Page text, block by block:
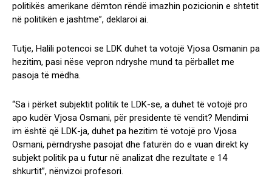
politikës amerikane dëmton rëndë imazhin pozicionin e shtetit
në politikën e jashtme”, deklaroi ai.
Tutje, Halili potencoi se LDK duhet ta votojë Vjosa Osmanin pa
hezitim, pasi nëse vepron ndryshe mund ta përballet me
pasoja të mëdha.
“Sa i përket subjektit politik te LDK-se, a duhet të votojë pro
apo kudër Vjosa Osmani, për presidente të vendit? Mendimi
im është që LDK-ja, duhet pa hezitim të votojë pro Vjosa
Osmani, përndryshe pasojat dhe faturën do e vuan direkt ky
subjekt politik pa u futur në analizat dhe rezultate e 14
shkurtit”, nënvizoi profesori.